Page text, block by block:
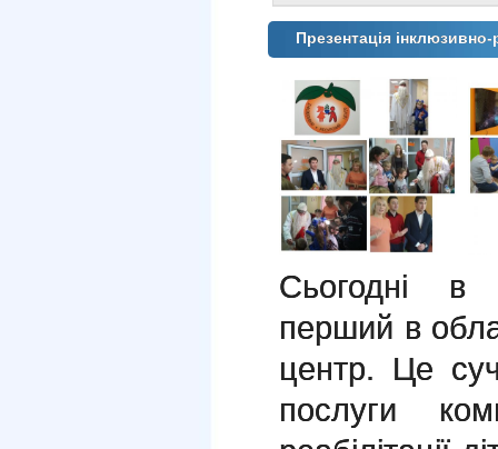
Презентація
Сьогодні в
перший в
центр. Це
послуги